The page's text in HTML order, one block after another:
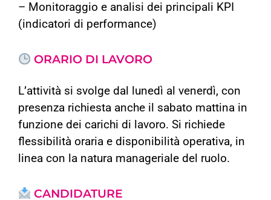
– Monitoraggio e analisi dei principali KPI
(indicatori di performance)
ORARIO DI LAVORO
L’attività si svolge dal lunedì al venerdì, con
presenza richiesta anche il sabato mattina in
funzione dei carichi di lavoro. Si richiede
flessibilità oraria e disponibilità operativa, in
linea con la natura manageriale del ruolo.
CANDIDATURE